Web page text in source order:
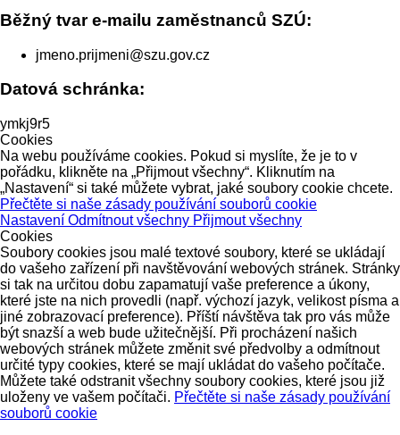
Běžný tvar e-mailu zaměstnanců SZÚ:
jmeno.prijmeni@szu.gov.cz
Datová schránka:
ymkj9r5
Cookies
Na webu používáme cookies. Pokud si myslíte, že je to v
pořádku, klikněte na „Přijmout všechny“. Kliknutím na
„Nastavení“ si také můžete vybrat, jaké soubory cookie chcete.
Přečtěte si naše zásady používání souborů cookie
Nastavení Odmítnout všechny Přijmout všechny
Cookies
Soubory cookies jsou malé textové soubory, které se ukládají
do vašeho zařízení při navštěvování webových stránek. Stránky
si tak na určitou dobu zapamatují vaše preference a úkony,
které jste na nich provedli (např. výchozí jazyk, velikost písma a
jiné zobrazovací preference). Příští návštěva tak pro vás může
být snazší a web bude užitečnější. Při procházení našich
webových stránek můžete změnit své předvolby a odmítnout
určité typy cookies, které se mají ukládat do vašeho počítače.
Můžete také odstranit všechny soubory cookies, které jsou již
uloženy ve vašem počítači. Přečtěte si naše zásady používání
souborů cookie